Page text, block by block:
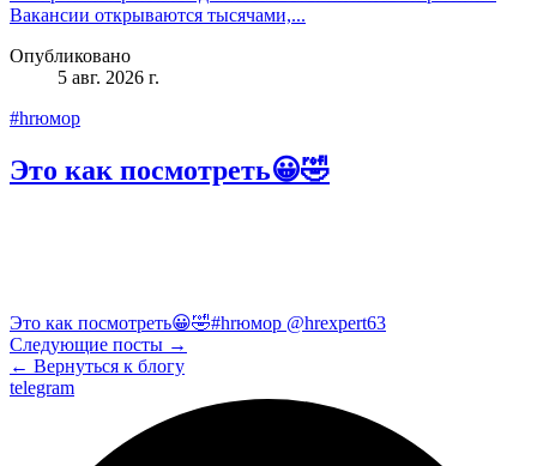
Вакансии открываются тысячами,...
Опубликовано
5 авг. 2026 г.
#hrюмор
Это как посмотреть😀🤣
Это как посмотреть😀🤣#hrюмор @hrexpert63
Следующие посты →
← Вернуться к блогу
telegram